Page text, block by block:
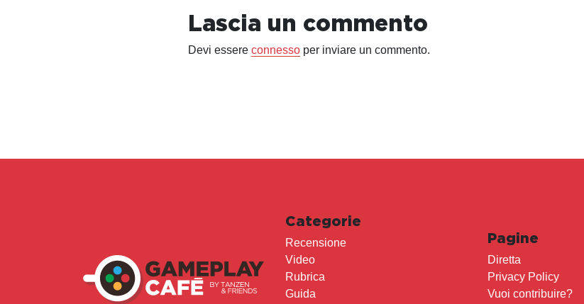
Lascia un commento
Devi essere connessoper inviare un commento.
Categorie
Recensione
Video
Rubrica
Guida
Pagine
Diretta
Privacy Policy
Vuoi contribuire?